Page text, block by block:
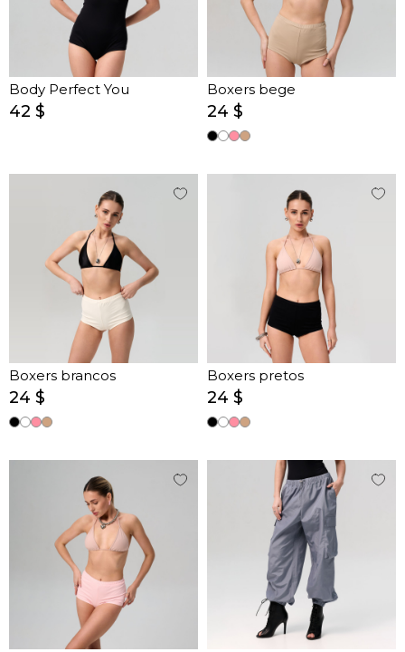
Body Perfect You
42 $
Boxers bege
24 $
Boxers brancos
24 $
Boxers pretos
24 $